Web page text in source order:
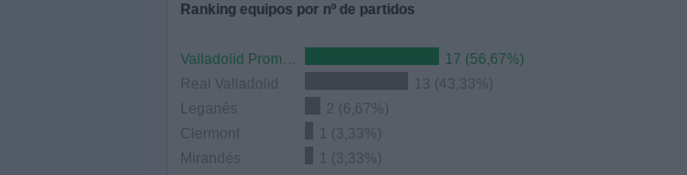
Ranking equipos por nº de partidos
Valladolid Promesas
17 (56,67%)
Real Valladolid
13 (43,33%)
Leganés
2 (6,67%)
Clermont
1 (3,33%)
Mirandés
1 (3,33%)